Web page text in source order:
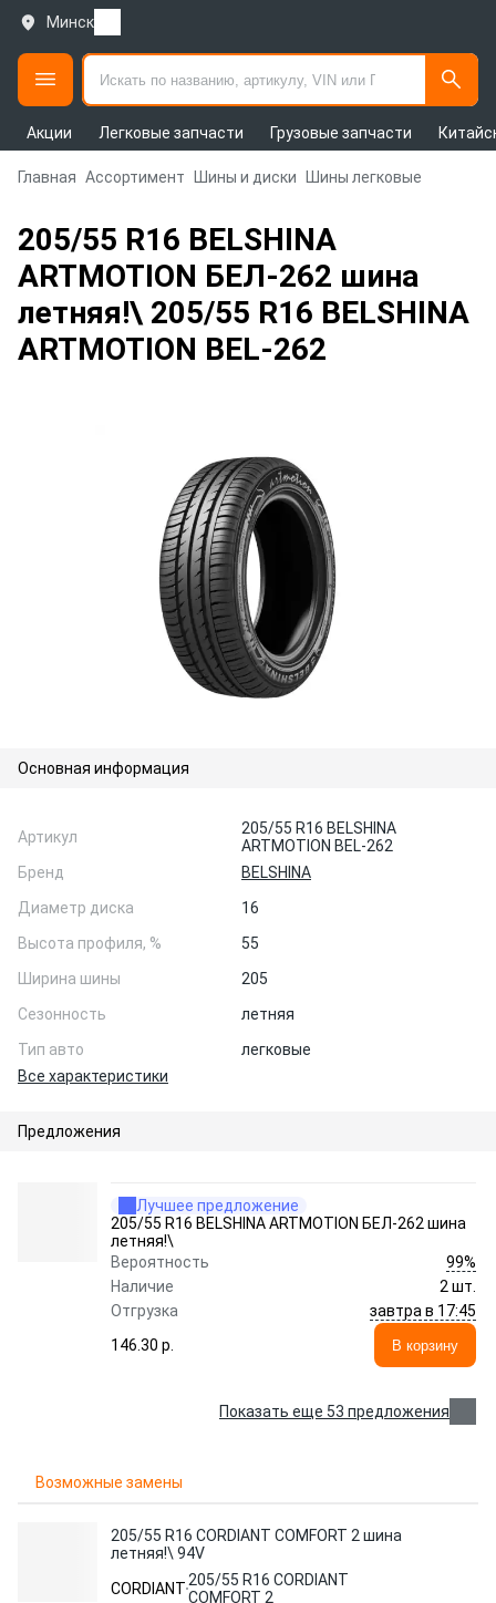
Минск
Акции Легковые запчасти Грузовые запчасти
Главная Ассортимент Шины и диски Шины легковые
205/55 R16 BELSHINA
ARTMOTION БЕЛ-262 шина
летняя!\ 205/55 R16 BELSHINA
ARTMOTION BEL-262
Основная информация
Артикул
205/55 R16 BELSHINA
ARTMOTION BEL-262
Бренд
BELSHINA
Диаметр диска
16
Высота профиля, %
55
Ширина шины
205
Сезонность
летняя
Тип авто
легковые
Все характеристики
Предложения
Лучшее предложение
205/55 R16 BELSHINA ARTMOTION БЕЛ-262 шина
летняя!\
Вероятность
99%
Наличие
2 шт.
Отгрузка
завтра в 17:45
146.30 p.
В корзину
Показать еще 53 предложения
Возможные замены
205/55 R16 CORDIANT COMFORT 2 шина
летняя!\ 94V
CORDIANT 205/55 R16 CORDIANT
COMFORT 2